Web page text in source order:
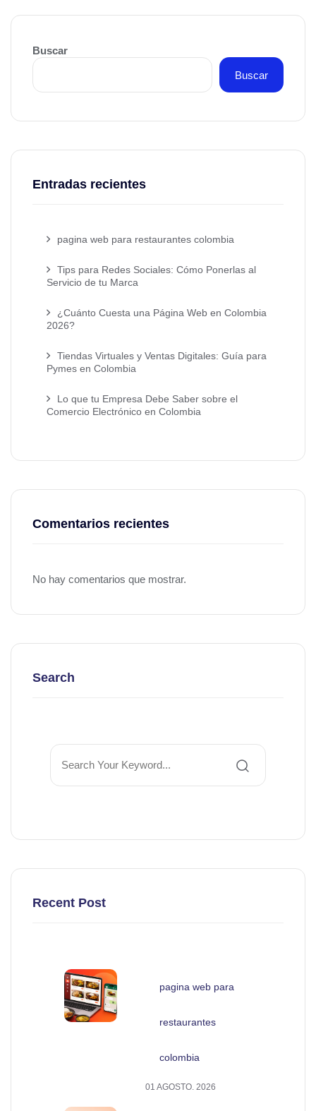
Buscar
Buscar
Entradas recientes
pagina web para restaurantes colombia
Tips para Redes Sociales: Cómo Ponerlas al
Servicio de tu Marca
¿Cuánto Cuesta una Página Web en Colombia
2026?
Tiendas Virtuales y Ventas Digitales: Guía para
Pymes en Colombia
Lo que tu Empresa Debe Saber sobre el
Comercio Electrónico en Colombia
Comentarios recientes
No hay comentarios que mostrar.
Search
Recent Post
pagina web para
restaurantes
colombia
01 AGOSTO. 2026